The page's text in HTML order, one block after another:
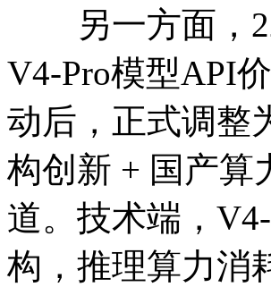
另一方面，22
V4-Pro模型API
动后，正式调整
构创新 + 国产算
道。技术端，
构，推理算力消